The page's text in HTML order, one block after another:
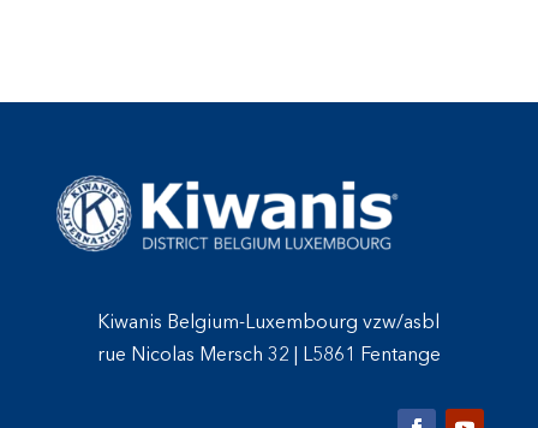
Kiwanis Belgium-Luxembourg vzw/asbl
rue Nicolas Mersch 32
L5861 Fentange